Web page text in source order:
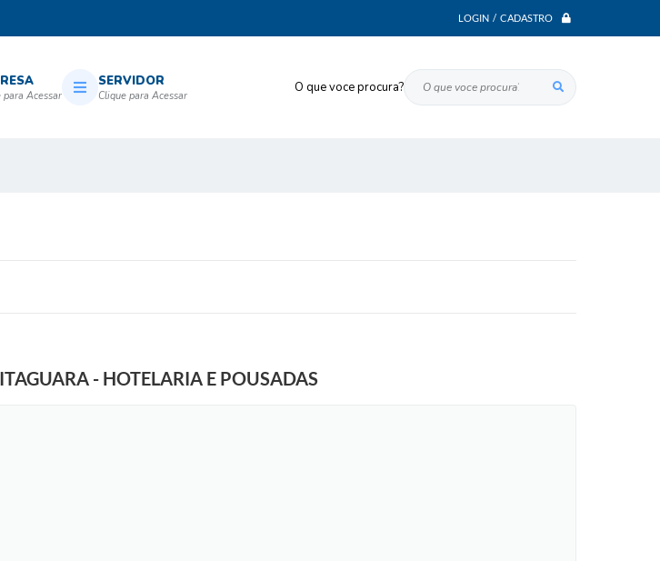
LOGIN / CADASTRO
O que voce procura?
SERVIDOR
- HOTELARIA E POUSADAS